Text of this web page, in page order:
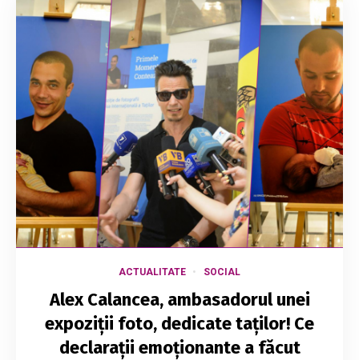
ACTUALITATE SOCIAL
Alex Calancea, ambasadorul unei
expoziții foto, dedicate taților! Ce
declarații emoționante a făcut